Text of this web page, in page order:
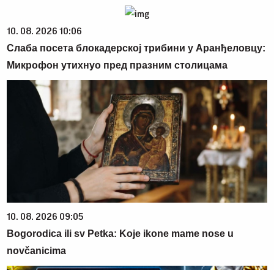
10. 08. 2026 10:06
Слаба посета блокадерској трибини у Аранђеловцу:
Микрофон утихнуо пред празним столицама
10. 08. 2026 09:05
Bogorodica ili sv Petka: Koje ikone mame nose u
novčanicima